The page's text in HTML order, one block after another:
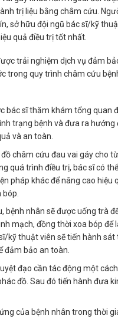
trị liệu bằng châm cứu.
sở hữu đội ngũ bác sĩ/kỹ
quả điều trị tốt nhất.
trải nghiệm dịch vụ đảm
trong quy trình châm cứu
bác sĩ thăm khám tổng quan
trạng bệnh và đưa ra hướng
và an toàn.
đồ châm cứu đau vai gáy cho
quá trình điều trị, bác sĩ có
pháp khác để nâng cao hiệu
bệnh nhân sẽ được uống trà
mạch, đồng thời xoa bóp để
kỹ thuật viên sẽ tiến hành sát
đảm bảo an toàn.
đạo cần tác động một
đồ. Sau đó tiến hành đưa
của bệnh nhân trong thời